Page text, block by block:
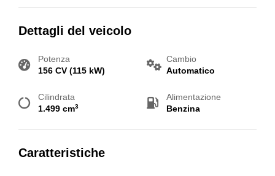
Dettagli del veicolo
Potenza
156 CV (115 kW)
Cambio
Automatico
Cilindrata
1.499 cm3
Alimentazione
Benzina
Caratteristiche